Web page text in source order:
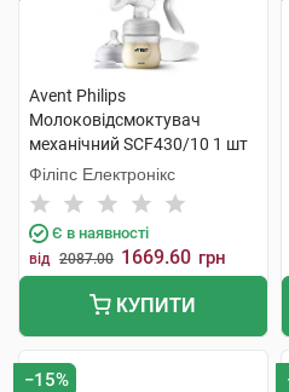
Avent Philips
Молоковідсмоктувач
механічний SCF430/10 1 шт
Філіпс Електронікс
Є в наявності
від 2087.00 1669.60 грн
КУПИТИ
−15%